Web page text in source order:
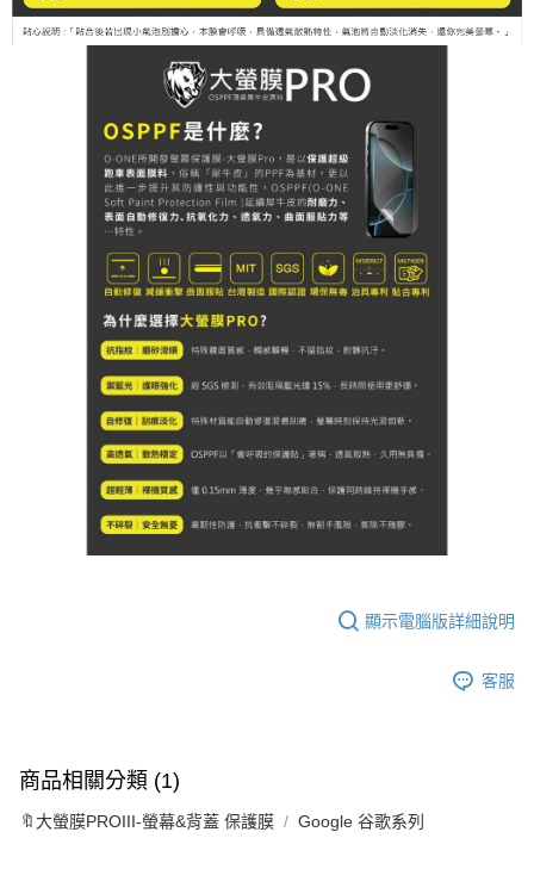
顯示電腦版詳細說明
客服
商品相關分類 (1)
🔖大螢膜PROIII-螢幕&背蓋 保護膜 Google 谷歌系列